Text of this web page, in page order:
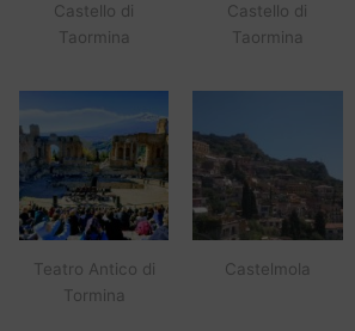
Castello di
Taormina
Castello di
Taormina
Teatro Antico di
Tormina
Castelmola